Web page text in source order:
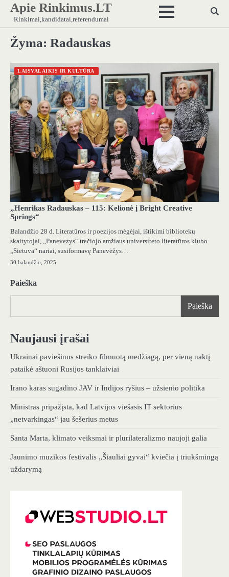
Skip
content
Apie Rinkimus.LT
Rinkimai,kandidatai,referendumai
Žyma: Radauskas
LAISVALAIKIS IR KULTŪRA
„Henrikas Radauskas – 115: Kelionė į Bright Creative
Springs“
Balandžio 28 d. Literatūros ir poezijos mėgėjai, ištikimi bibliotekų
skaitytojai, „Panevezys“ trečiojo amžiaus universiteto literatūros klubo
„Sietuva“ nariai, susiformavę Panevėžys…
30 balandžio, 2025
Paieška
Paieška
Naujausi įrašai
Ukrainai paviešinus streiko filmuotą medžiagą, per vieną naktį
pataikė aštuoni Rusijos tanklaiviai
Irano karas sugadino JAV ir Indijos ryšius – užsienio politika
Ministras pripažįsta, kad Latvijos viešasis IT sektorius
„netvarkingas“ jau šešerius metus
Santa Marta, klimato veiksmai ir plurilateralizmo naujoji galia
Jaunimo muzikos festivalis „Šiauliai gyvai“ kviečia į triukšmingą
uždarymą